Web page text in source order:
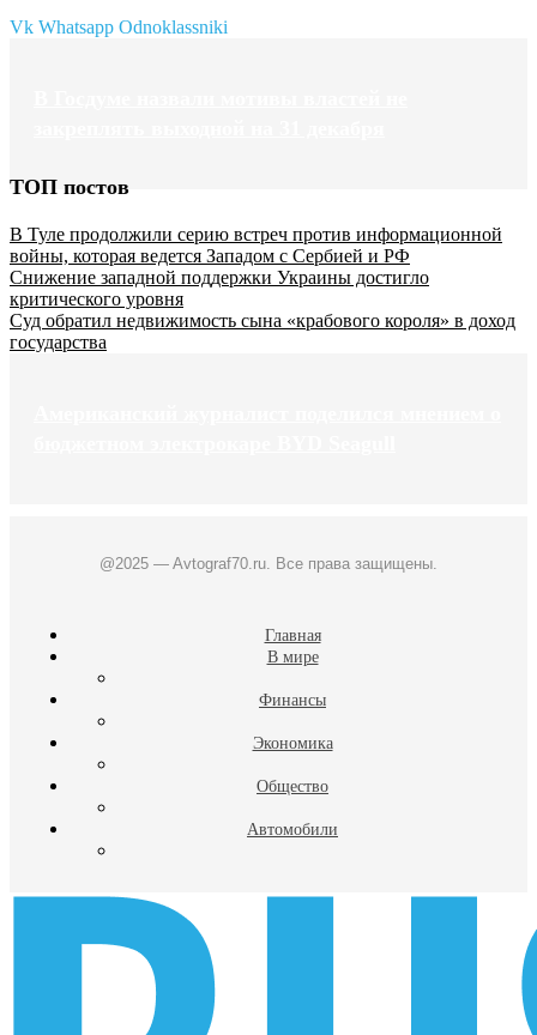
Vk Whatsapp Odnoklassniki
ТОП постов
В Туле продолжили серию встреч против информационной
войны, которая ведется Западом с Сербией и РФ
Снижение западной поддержки Украины достигло
критического уровня
Суд обратил недвижимость сына «крабового короля» в доход
государства
@2025 — Avtograf70.ru. Все права защищены.
Главная
В мире
Финансы
Экономика
Общество
Автомобили